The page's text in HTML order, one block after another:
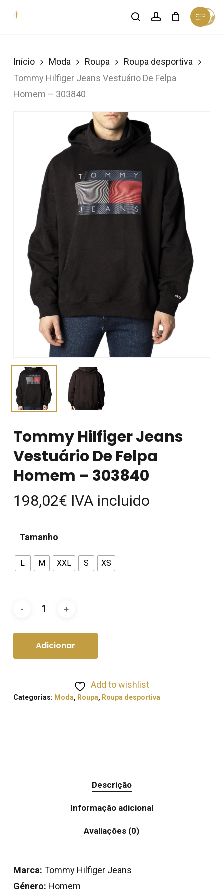
searchaccount
Menu
Close
Cart
Início Moda Roupa
Roupa desportiva
Tommy Hilfiger Jeans Vestuário De Felpa
Homem – 303840
Tommy Hilfiger Jeans
Vestuário De Felpa
Homem – 303840
198,02€ IVA incluido
Tamanho
L M XXL S XS
Adicionar
Add to wishlist
Categorias: Moda, Roupa, Roupa desportiva
Descrição
Informação adicional
Avaliações (0)
Marca: Tommy Hilfiger Jeans
Género: Homem